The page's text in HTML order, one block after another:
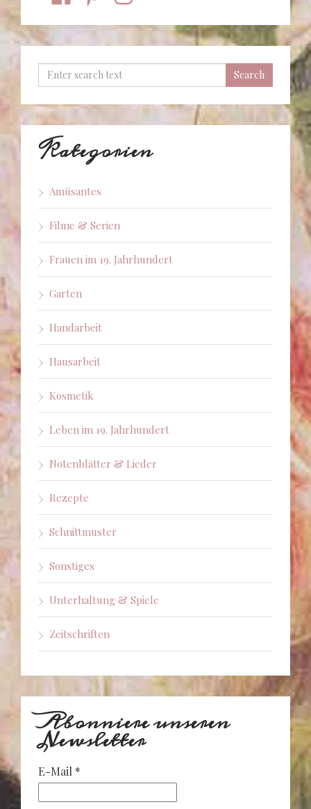
Kategorien
Amüsantes
Filme & Serien
Frauen im 19. Jahrhundert
Garten
Handarbeit
Hausarbeit
Kosmetik
Leben im 19. Jahrhundert
Notenblätter & Lieder
Rezepte
Schnittmuster
Sonstiges
Unterhaltung & Spiele
Zeitschriften
Abonniere unseren
Newsletter
E-Mail *